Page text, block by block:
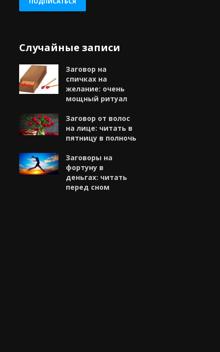
Случайные записи
Заговор на
спичках на
желание: очень
мощный ритуал
Заговор от волос
на лице: читать в
пятницу в полночь
Заговоры на
фортуну в
деньгах: читать
перед сном